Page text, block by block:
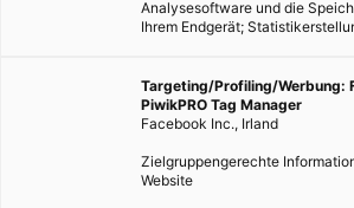
Analysesoftware und die
Ihrem Endgerät;
Targeting/Profiling/Werbung:
PiwikPRO Tag Manager
Facebook Inc., Irland
Zielgruppengerechte
Website